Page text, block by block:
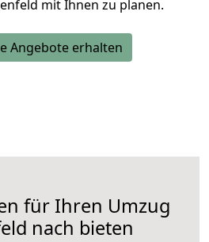
mit Ihnen zu planen.
Angebote erhalten
für Ihren Umzug
nach bieten